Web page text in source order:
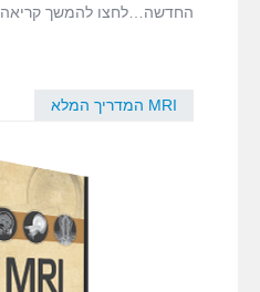
החדשה…לחצו להמשך קריאה
MRI המדריך המלא